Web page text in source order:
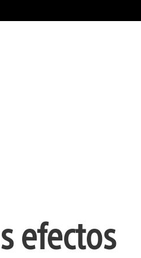
efectos